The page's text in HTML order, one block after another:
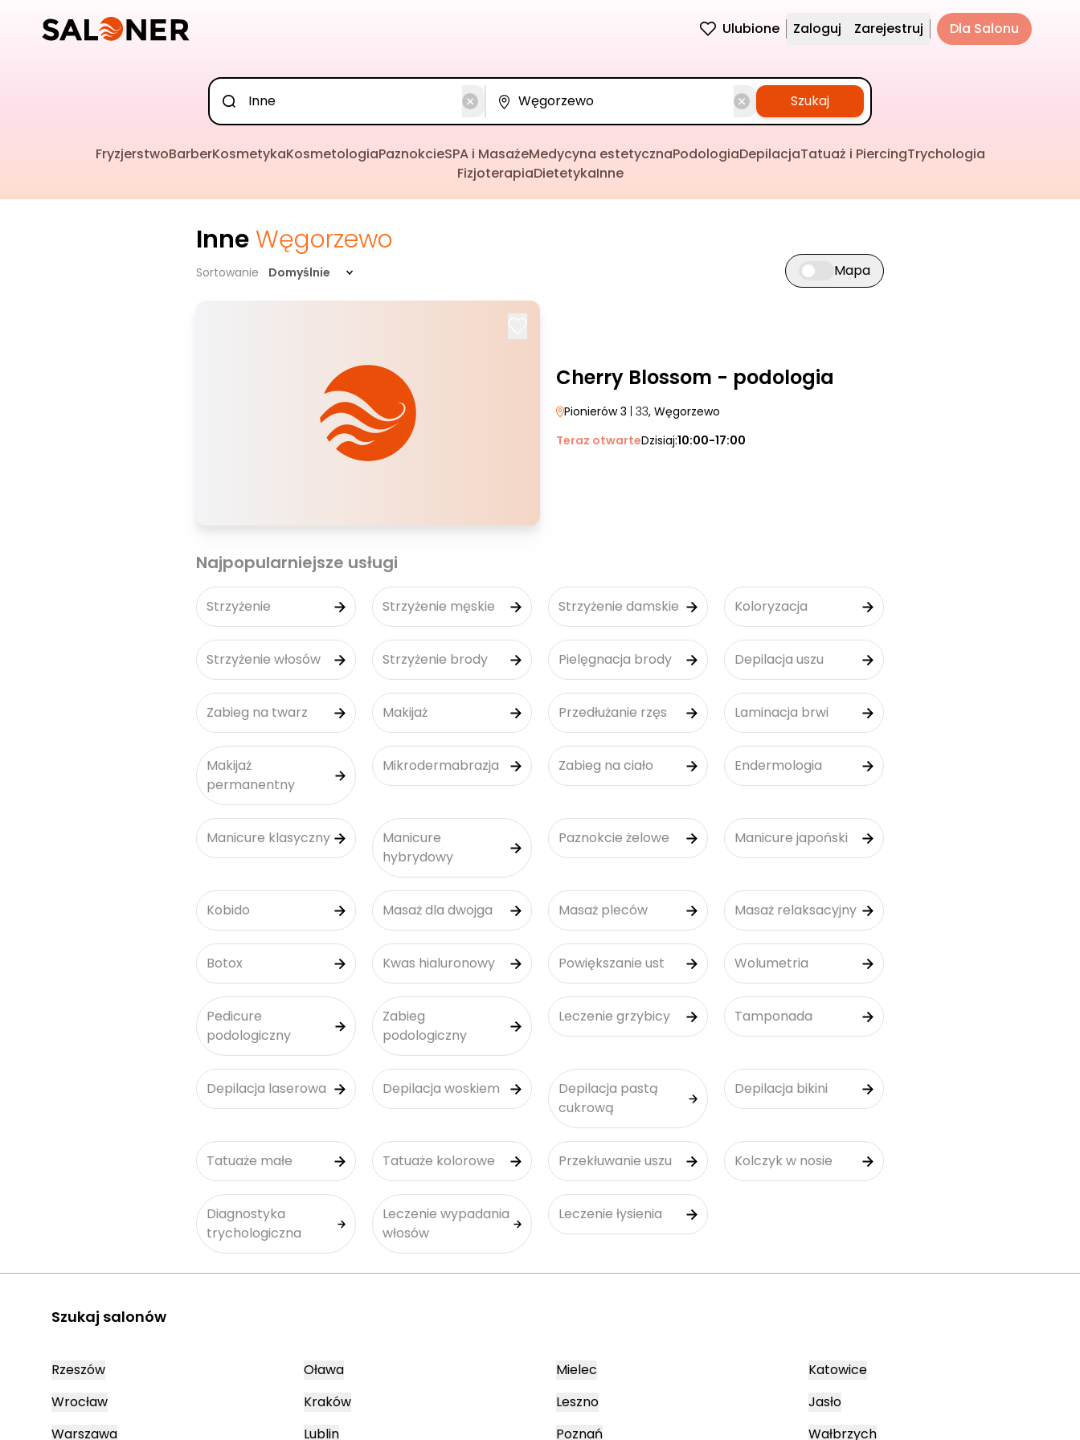
Ulubione Zaloguj Zarejestruj Dla Salonu
Szukaj
FryzjerstwoBarberKosmetykaKosmetologiaPaznokcieSPA i MasażeMedycyna estetycznaPodologiaDepilacjaTatuaż i PiercingTrychologia
FizjoterapiaDietetykaInne
Inne Węgorzewo
Sortowanie Domyślnie Przełącz widok mapy
Mapa
Cherry Blossom - podologia
Pionierów 3 | 33, Węgorzewo
Teraz otwarteDzisiaj:10:00-17:00
Najpopularniejsze usługi
Strzyżenie Strzyżenie męskie Strzyżenie damskie Koloryzacja
Strzyżenie włosów Strzyżenie brody Pielęgnacja brody Depilacja uszu
Zabieg na twarz Makijaż Przedłużanie rzęs Laminacja brwi
Makijaż
permanentny
Mikrodermabrazja Zabieg na ciało Endermologia
Manicure klasyczny
Manicure
hybrydowy
Paznokcie żelowe Manicure japoński
Kobido Masaż dla dwojga Masaż pleców Masaż relaksacyjny
Botox Kwas hialuronowy Powiększanie ust Wolumetria
Pedicure
podologiczny
Zabieg
podologiczny
Leczenie grzybicy Tamponada
Depilacja laserowa Depilacja woskiem
Depilacja pastą
cukrową
Depilacja bikini
Tatuaże małe Tatuaże kolorowe Przekłuwanie uszu Kolczyk w nosie
Diagnostyka
trychologiczna
Leczenie wypadania
włosów
Leczenie łysienia
Szukaj salonów
Rzeszów
Wrocław
Warszawa
Oława
Kraków
Lublin
Mielec
Leszno
Poznań
Katowice
Jasło
Wałbrzych